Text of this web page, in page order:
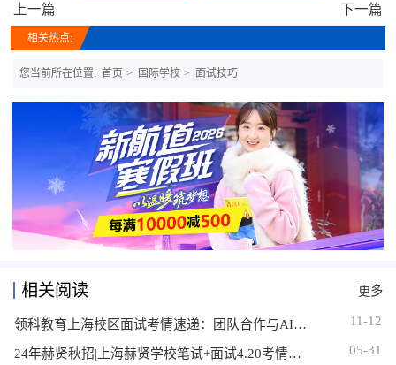
上一篇 下一篇
相关热点:
您当前所在位置: 首页 国际学校 面试技巧
相关阅读 更多
领科教育上海校区面试考情速递：团队合作与AI思考是关键 11-12
24年赫贤秋招|上海赫贤学校笔试+面试4.20考情分析回顾！ 05-31